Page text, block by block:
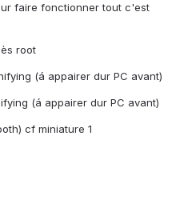
faire fonctionner tout c'est
root
(á appairer dur PC avant)
(á appairer dur PC avant)
cf miniature 1